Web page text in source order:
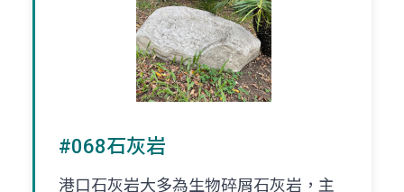
#068石灰岩
港口石灰岩大多為生物碎屑石灰岩，主